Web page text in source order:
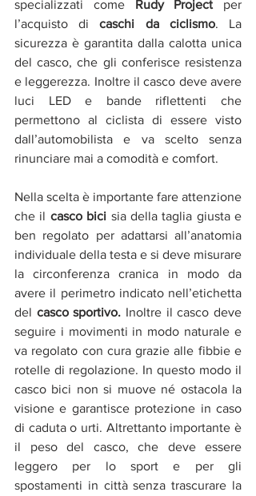
specializzati come Rudy Project per
l’acquisto di caschi da ciclismo. La
sicurezza è garantita dalla calotta unica
del casco, che gli conferisce resistenza
e leggerezza. Inoltre il casco deve avere
luci LED e bande riflettenti che
permettono al ciclista di essere visto
dall’automobilista e va scelto senza
rinunciare mai a comodità e comfort.
Nella scelta è importante fare attenzione
che il casco bici sia della taglia giusta e
ben regolato per adattarsi all’anatomia
individuale della testa e si deve misurare
la circonferenza cranica in modo da
avere il perimetro indicato nell’etichetta
del casco sportivo. Inoltre il casco deve
seguire i movimenti in modo naturale e
va regolato con cura grazie alle fibbie e
rotelle di regolazione. In questo modo il
casco bici non si muove né ostacola la
visione e garantisce protezione in caso
di caduta o urti. Altrettanto importante è
il peso del casco, che deve essere
leggero per lo sport e per gli
spostamenti in città senza trascurare la